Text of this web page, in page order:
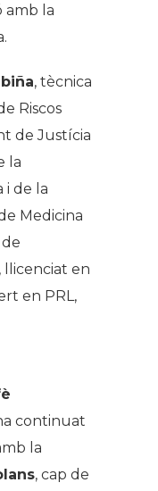
amb la
, tècnica
Riscos
de Justícia
la
i de la
Medicina
, llicenciat en
en PRL,
continuat
la
, cap de